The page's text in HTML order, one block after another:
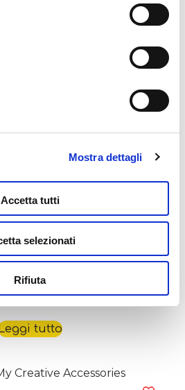
anche cliccando sul simbolo
ogni pagina
Mostra dettagli
Accetta tutti
selezionati
Rifiuta
Cam In Display 6
64,99€
tutto